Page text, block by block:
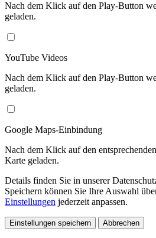
Nach dem Klick auf den Play-Button
geladen.
YouTube Videos
Nach dem Klick auf den Play-Button
geladen.
Google Maps-Einbindung
Nach dem Klick auf den
Karte geladen.
Details finden Sie in unserer
Speichern können Sie Ihre Auswahl
Einstellungen jederzeit anpassen.
Einstellungen speichern Abbrechen